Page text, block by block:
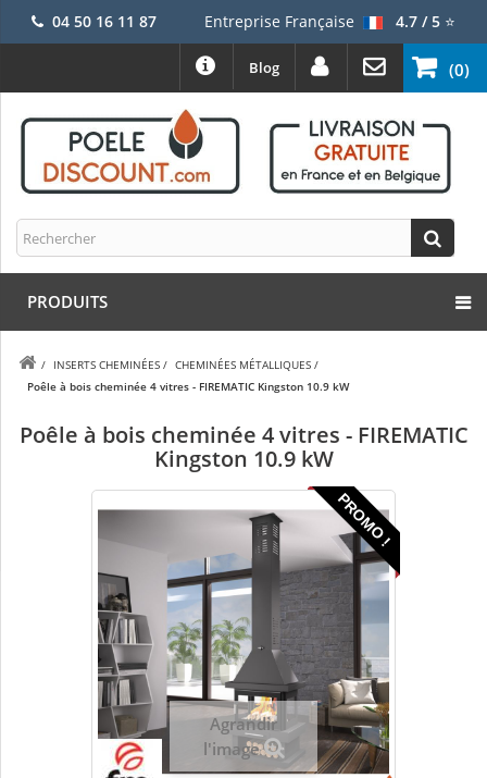
04 50 16 11 87 Entreprise Française 4.7 / 5⭐
(0)
Blog
PRODUITS
/ INSERTS CHEMINÉES / CHEMINÉES MÉTALLIQUES /
Poêle à bois cheminée 4 vitres - FIREMATIC Kingston 10.9 kW
Poêle à bois cheminée 4 vitres - FIREMATIC
Kingston 10.9 kW
PROMO !
Agrandir
l'image